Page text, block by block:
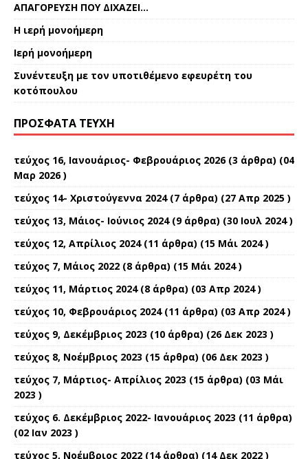
ΑΠΑΓΟΡΕΥΣΗ ΠΟΥ ΔΙΧΑΖΕΙ…
Η ιερή μονοήμερη
Ιερή μονοήμερη
Συνέντευξη με τον υποτιθέμενο εφευρέτη του
κοτόπουλου
ΠΡΌΣΦΑΤΑ ΤΕΎΧΗ
τεύχος 16, Ιανουάριος- Φεβρουάριος 2026(3 άρθρα) (04
Μαρ 2026 )
τεύχος 14- Χριστούγεννα 2024(7 άρθρα) (27 Απρ 2025 )
τεύχος 13, Μάιος- Ιούνιος 2024(9 άρθρα) (30 Ιουλ 2024 )
τεύχος 12, Απρίλιος 2024(11 άρθρα) (15 Μάι 2024 )
τεύχος 7, Μάιος 2022 (8 άρθρα) (15 Μάι 2024 )
τεύχος 11, Μάρτιος 2024(8 άρθρα) (03 Απρ 2024 )
τεύχος 10, Φεβρουάριος 2024(11 άρθρα) (03 Απρ 2024 )
τεύχος 9, Δεκέμβριος 2023 (10 άρθρα) (26 Δεκ 2023 )
τεύχος 8, Νοέμβριος 2023 (15 άρθρα) (06 Δεκ 2023 )
τεύχος 7, Μάρτιος- Απρίλιος 2023 (15 άρθρα) (03 Μάι
2023 )
τεύχος 6. Δεκέμβριος 2022- Ιανουάριος 2023 (11 άρθρα)
(02 Ιαν 2023 )
τεύχος 5, Νοέμβριος 2022 (14 άρθρα) (14 Δεκ 2022 )